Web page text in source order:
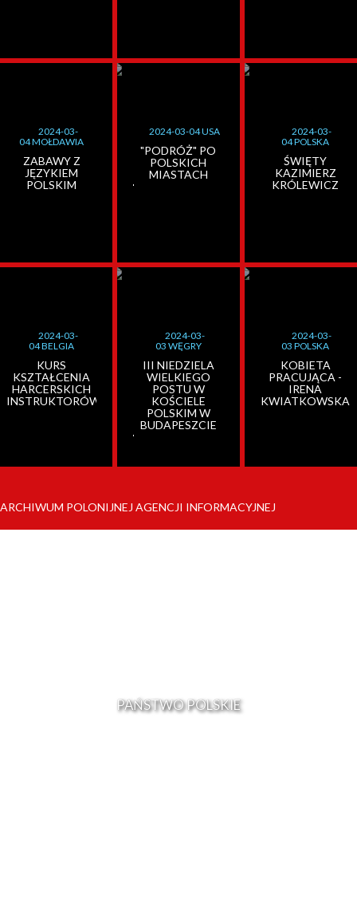
2024-03-
04 MOŁDAWIA
ZABAWY Z
JĘZYKIEM
POLSKIM
2024-03-04 USA
"PODRÓŻ" PO
POLSKICH
MIASTACH
2024-03-
04 POLSKA
ŚWIĘTY
KAZIMIERZ
KRÓLEWICZ
2024-03-
04 BELGIA
KURS
KSZTAŁCENIA
HARCERSKICH
INSTRUKTORÓW
2024-03-
03 WĘGRY
III NIEDZIELA
WIELKIEGO
POSTU W
KOŚCIELE
POLSKIM W
BUDAPESZCIE
2024-03-
03 POLSKA
KOBIETA
PRACUJĄCA -
IRENA
KWIATKOWSKA
ARCHIWUM POLONIJNEJ AGENCJI INFORMACYJNEJ
PAŃSTWO POLSKIE